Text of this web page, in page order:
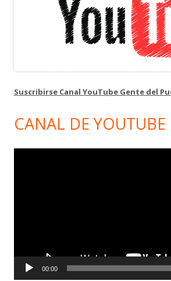
Suscribirse Canal YouTube Gente del
CANAL DE YOUTUBE
00:00